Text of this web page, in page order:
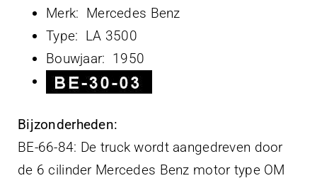
Merk: Mercedes Benz
Type: LA 3500
Bouwjaar: 1950
Bijzonderheden:
BE-66-84: De truck wordt aangedreven door
de 6 cilinder Mercedes Benz motor type OM